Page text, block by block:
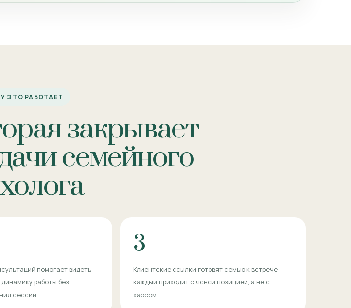
ЭТО РАБОТАЕТ
закрывает
семейного
помогает видеть
работы без
сессий.
3
Клиентские ссылки готовят семью к встрече:
каждый приходит с ясной позицией, а не с
хаосом.